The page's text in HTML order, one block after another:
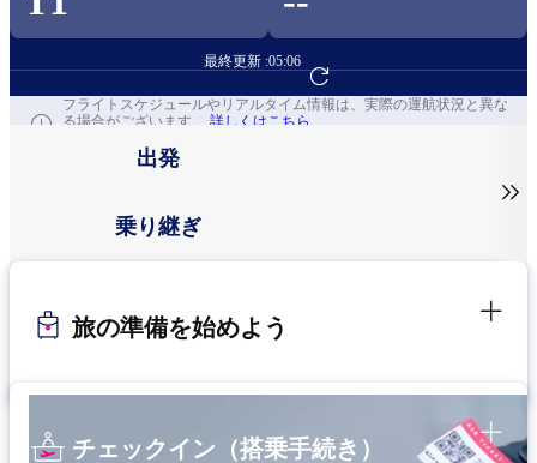
最終更新 :05:06
フライト予約へ
フライトスケジュールやリアルタイム情報は、実際の運航状況と異な
る場合がございます。 詳しくはこちら
出発
乗り継ぎ

旅の準備を始めよう
チェックイン（搭乗手続き）